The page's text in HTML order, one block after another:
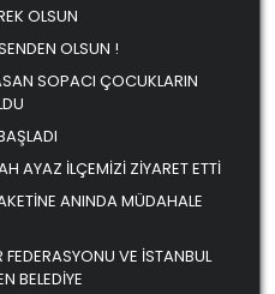
OLSUN
OLSUN !
SOPACI ÇOCUKLARIN
AYAZ İLÇEMİZİ ZİYARET ETTİ
ANINDA MÜDAHALE
FEDERASYONU VE İSTANBUL
BELEDİYE